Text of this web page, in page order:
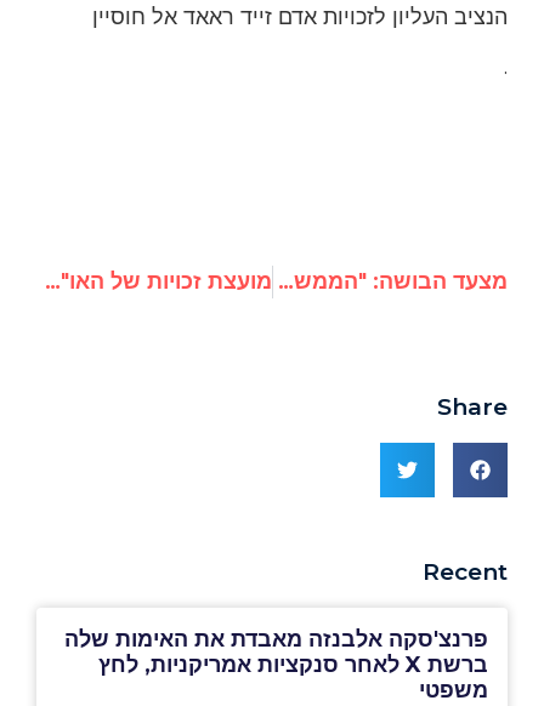
הנציב העליון לזכויות אדם זייד ראאד אל חוסיין
.
מצעד הבושה: "הממשלה הפמיניסטית הראשונה" של שוודיה עטופות בחיג'אב באיראן מועצת זכויות של האו"ם תדון ב-6 דוחות המתמקדים בישראל
Share
Recent
פרנצ'סקה אלבנזה מאבדת את האימות שלה
ברשת X לאחר סנקציות אמריקניות, לחץ
משפטי